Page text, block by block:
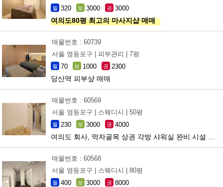
월 320 보 3000 권 3000
여의도80평 최고의 마사지샵 매매
매물번호 : 60739
서울 영등포구 |
피부관리 | 7평
월 70 보 1000 권 2300
당산역 피부샾 매매
매물번호 : 60569
서울 영등포구 |
스웨디시 | 50평
월 230 보 3000 권 4000
매물번호 : 60568
서울 영등포구 |
스웨디시 | 80평
월 400 보 3000 권 8000